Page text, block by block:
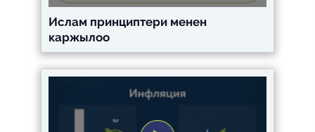
Ислам принциптери менен
каржылоо